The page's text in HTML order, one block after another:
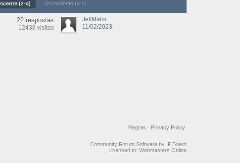
(z-a) Ascendente (a-z)
22 respostas
12438 visitas
JeffMalm
11/02/2023
Privacy Policy
Regras ·
Community Forum Software by IP.Board
Licensed to: Webmasters Online